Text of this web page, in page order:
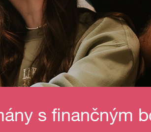
s finančným